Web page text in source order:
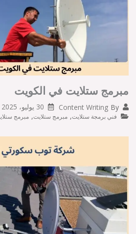
مبرمج ستلايت في الكويت
By
Content Writing 30 يوليو، 2025
فني برمجة ستلايت, مبرمج ستلايت, مبرمج